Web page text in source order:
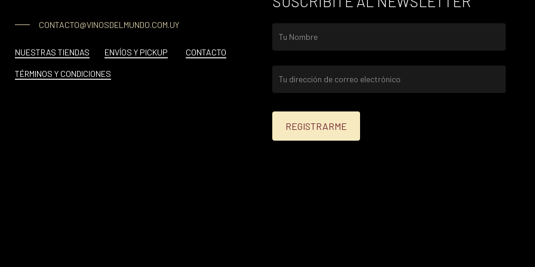
CONTACTO@VINOSDELMUNDO.COM.UY
NUESTRAS TIENDAS ENVÍOS Y PICKUP CONTACTO
TÉRMINOS Y CONDICIONES